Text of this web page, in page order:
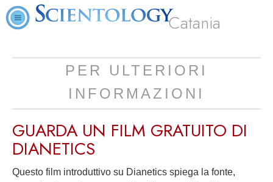
Catania
PER ULTERIORI
INFORMAZIONI
GUARDA UN FILM GRATUITO DI
DIANETICS
Questo film introduttivo su Dianetics spiega la fonte,